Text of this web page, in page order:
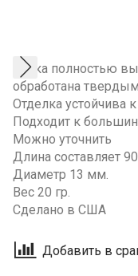
Ручка полностью
обработана
Отделка устойчива
Подходит к
Можно уточнить
Длина составляет
Диаметр 13 мм.
Вес 20 гр.
Сделано в США
Добавить в